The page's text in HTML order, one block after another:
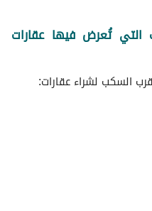
تُعرض فيها عقارات
السكب لشراء عقارات: